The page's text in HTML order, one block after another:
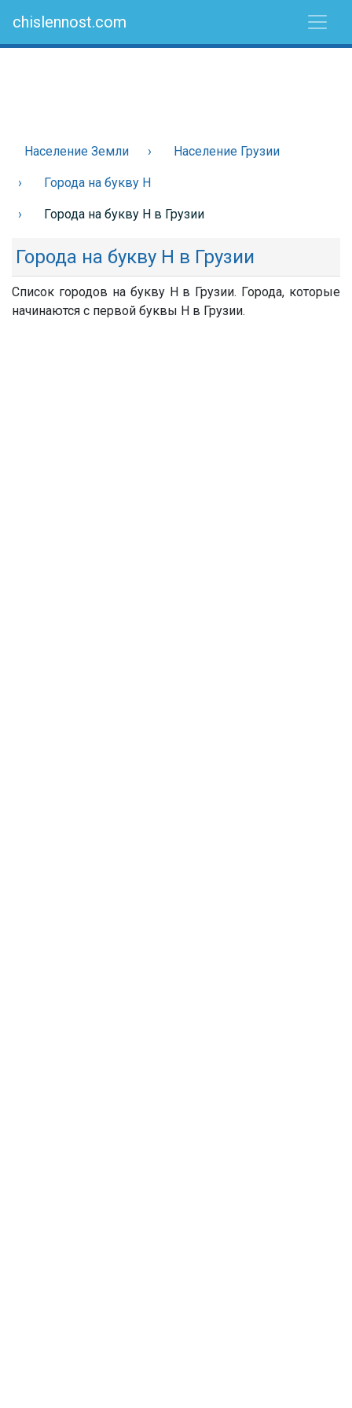
chislennost.com
Население Земли Население Грузии
Города на букву Н
Города на букву Н в Грузии
Города на букву Н в Грузии
Список городов на букву Н в Грузии. Города, которые
начинаются с первой буквы Н в Грузии.